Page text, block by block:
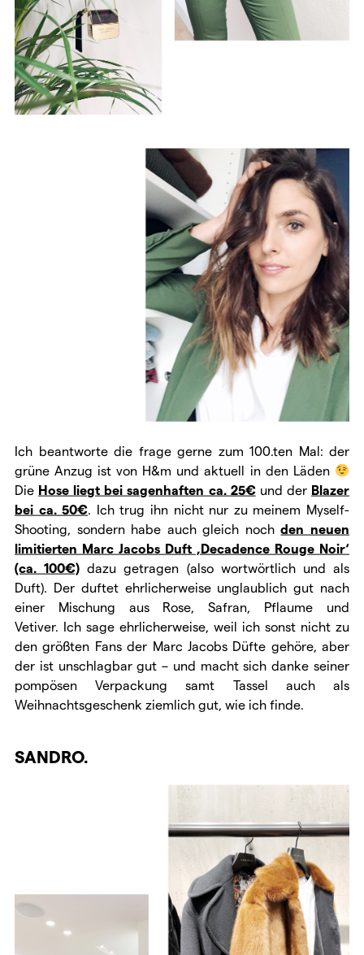
Ich beantworte die frage gerne zum 100.ten Mal: der
grüne Anzug ist von H&m und aktuell in den Läden
Die Hose liegt bei sagenhaften ca. 25€und der Blazer
bei ca. 50€. Ich trug ihn nicht nur zu meinem Myself-
Shooting, sondern habe auch gleich nochden neuen
limitierten Marc Jacobs Duft ‚Decadence Rouge Noir‘
(ca. 100€) dazu getragen (also wortwörtlich und als
Duft). Der duftet ehrlicherweise unglaublich gut nach
einer Mischung aus Rose, Safran, Pflaume und
Vetiver. Ich sage ehrlicherweise, weil ich sonst nicht zu
den größten Fans der Marc Jacobs Düfte gehöre, aber
der ist unschlagbar gut – und macht sich danke seiner
pompösen Verpackung samt Tassel auch als
Weihnachtsgeschenk ziemlich gut, wie ich finde.
SANDRO.